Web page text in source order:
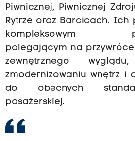
Piwnicznej, Piwnicznej
Rytrze oraz Barcicach. Ich
kompleksowym
polegającym na
zewnętrznego
zmodernizowaniu wnętrz i
do obecnych
pasażerskiej.